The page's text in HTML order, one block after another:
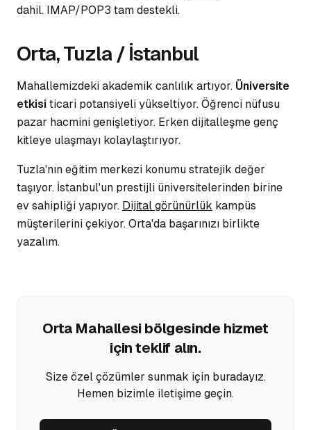
dahil. IMAP/POP3 tam destekli.
Orta, Tuzla / İstanbul
Mahallemizdeki akademik canlılık artıyor. Üniversite
etkisiticari potansiyeli yükseltiyor. Öğrenci nüfusu
pazar hacmini genişletiyor. Erken dijitalleşmegenç
kitleye ulaşmayı kolaylaştırıyor.
Tuzla'nın eğitim merkezi konumu stratejik değer
taşıyor. İstanbul'un prestijli üniversitelerinden birine
ev sahipliği yapıyor. Dijital görünürlük kampüs
müşterilerini çekiyor. Orta'da başarınızı birlikte
yazalım.
Orta Mahallesi bölgesinde hizmet
için teklif alın.
Size özel çözümler sunmak için buradayız.
Hemen bizimle iletişime geçin.